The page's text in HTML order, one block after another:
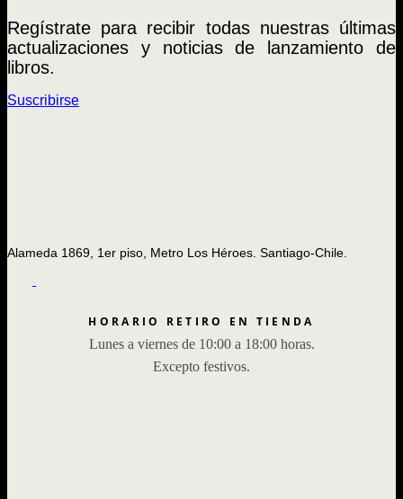
Regístrate para recibir todas nuestras últimas
actualizaciones y noticias de lanzamiento de
libros.
Suscribirse
Alameda 1869, 1er piso, Metro Los Héroes. Santiago-Chile.
HORARIO RETIRO EN TIENDA
Lunes a viernes de 10:00 a 18:00 horas.
Excepto festivos.